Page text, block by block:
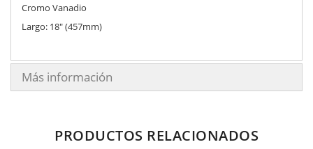
Cromo Vanadio
Largo: 18" (457mm)
Más información
PRODUCTOS RELACIONADOS